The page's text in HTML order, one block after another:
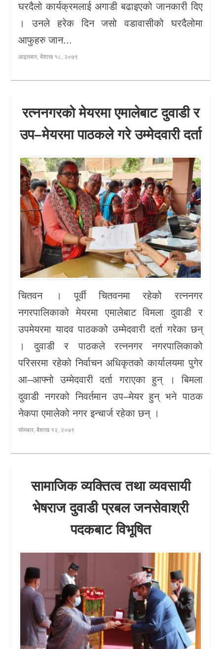
घरदैलो कार्यक्रमलाई अगाडी बढाइएको जानकारी दिए
। उनले हरेक दिन जसो वडावासीको घरदैलोमा
आफुहरु जान...
आइतबार, बैशाख १८, २०७९
रत्ननगरको मेयरमा एमालेबाट दुवाडी र
उप–मेयरमा पाठकले गरे उम्मेदवारी दर्ता
चितवन । पूर्वी चितवनमा रहेको रत्ननगर
नगरपालिकाको मेयरमा एमालेबाट विमला दुवाडी र
उपमेयरमा यादव पाठकको उम्मेदवारी दर्ता गरेका छन्
। दुवाडी र पाठकले रत्ननगर नगरपालिकाको
परिसरमा रहेको निर्वाचन अधिकृतको कार्यालयमा पुगेर
आ–आफ्नो उम्मेदवारी दर्ता गराएका हुन् । बिमला
दुवाडी नगरको निवर्तमान उप–मेयर हुन् भने पाठक
नेकपा एमालेको नगर इन्चार्ज रहेका छन् ।
सोमबार, बैशाख १२, २०७९
सामाजिक व्यक्तित्व तथा व्यवसायी
भेषराज दुवाडी प्रबल जनसेवाश्री
पदकबाट विभूषित